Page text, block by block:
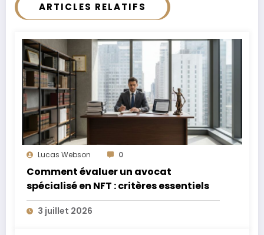
ARTICLES RELATIFS
Lucas Webson 0
Comment évaluer un avocat
spécialisé en NFT : critères essentiels
3 juillet 2026